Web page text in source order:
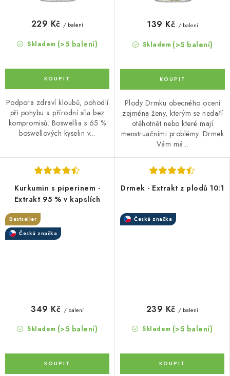
Skladem (>5 balení)
229 Kč / balení
Podpora zdraví kloubů, pohodlí
při pohybu a přírodní síla bez
kompromisů. Boswellia s 65 %
boswellových kyselin v...
Skladem (>5 balení)
139 Kč / balení
Plody Drmku obecného ocení
zejména ženy, kterým se nedaří
otěhotnět nebo které mají
menstruačními problémy. Drmek
Vám má...
Kurkumin s piperinem -
Extrakt 95 % v kapslích
Bestseller
Česká značka
Skladem (>5 balení)
349 Kč / balení
Drmek - Extrakt z plodů 10:1
Česká značka
Skladem (>5 balení)
239 Kč / balení